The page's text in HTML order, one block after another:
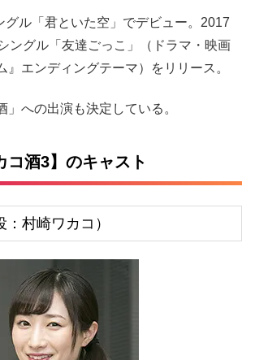
グル「君といた空」でデビュー。2017
ングル「友達ごっこ」（ドラマ・映画
』エンディングテーマ）をリリース。
」への出演も決定している。
コ酒3】のキャスト
村崎ワカコ）